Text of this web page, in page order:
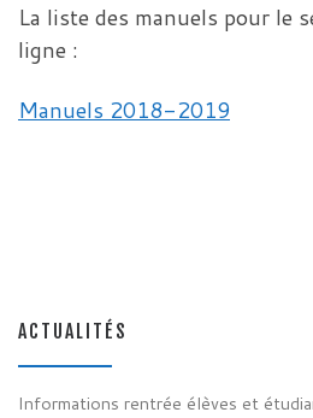
La liste des manuels pour le
ligne :
Manuels 2018-2019
ACTUALITÉS
Informations rentrée élèves et